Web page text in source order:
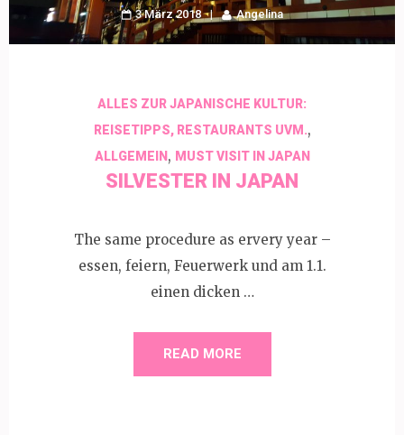
3 März 2018 Angelina
ALLES ZUR JAPANISCHE KULTUR:
REISETIPPS, RESTAURANTS UVM.,
ALLGEMEIN, MUST VISIT IN JAPAN
SILVESTER IN JAPAN
The same procedure as ervery year –
essen, feiern, Feuerwerk und am 1.1.
einen dicken …
READ MORE